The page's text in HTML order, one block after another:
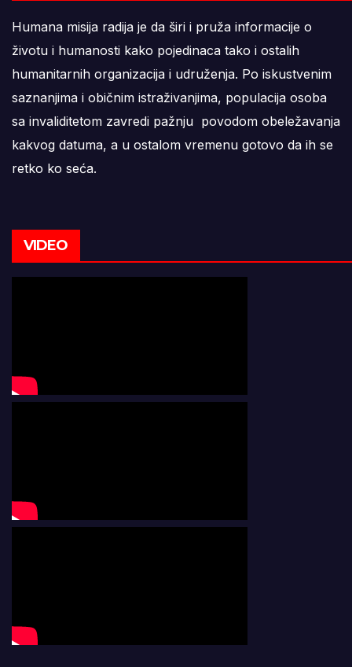
Humana misija radija je da širi i pruža informacije o
životu i humanosti kako pojedinaca tako i ostalih
humanitarnih organizacija i udruženja. Po iskustvenim
saznanjima i običnim istraživanjima, populacija osoba
sa invaliditetom zavredi pažnju povodom obeležavanja
kakvog datuma, a u ostalom vremenu gotovo da ih se
retko ko seća.
VIDEO